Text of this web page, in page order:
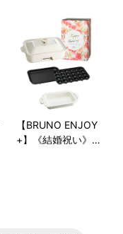
【BRUNO ENJOY
+】《結婚祝い》